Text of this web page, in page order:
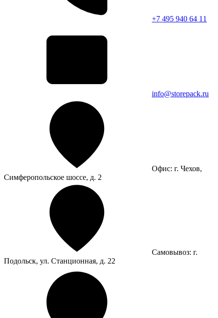
+7 495 940 64 11
info@storepack.ru
Офис: г. Чехов,
Симферопольское шоссе, д. 2
Самовывоз: г.
Подольск, ул. Станционная, д. 22